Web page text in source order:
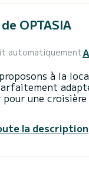
OPTASIA
automatiquement
à la
une
hors tout de
la description